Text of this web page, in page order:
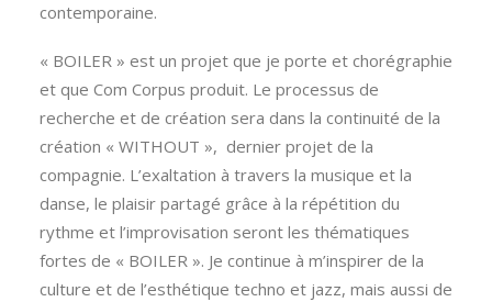
contemporaine.
« BOILER » est un projet que je porte et chorégraphie
et que Com Corpus produit. Le processus de
recherche et de création sera dans la continuité de la
création « WITHOUT », dernier projet de la
compagnie. L’exaltation à travers la musique et la
danse, le plaisir partagé grâce à la répétition du
rythme et l’improvisation seront les thématiques
fortes de « BOILER ». Je continue à m’inspirer de la
culture et de l’esthétique techno et jazz, mais aussi de